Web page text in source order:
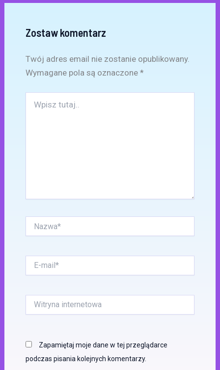
Zostaw komentarz
Twój adres email nie zostanie opublikowany.
Wymagane pola są oznaczone *
tutaj..
mail*
internetowa
Zapamiętaj moje dane w tej przeglądarce
podczas pisania kolejnych komentarzy.